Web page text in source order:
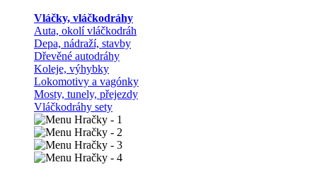
Vláčky, vláčkodráhy
Auta, okolí vláčkodráh
Depa, nádraží, stavby
Dřevěné autodráhy
Koleje, výhybky
Lokomotivy a vagónky
Mosty, tunely, přejezdy
Vláčkodráhy sety